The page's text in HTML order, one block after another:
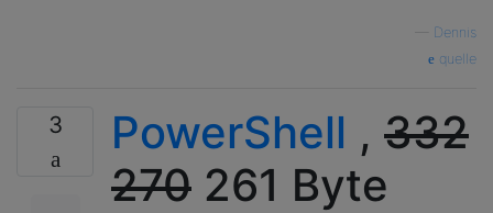
Dennis
quelle
3 PowerShell , 332
270 261 Byte